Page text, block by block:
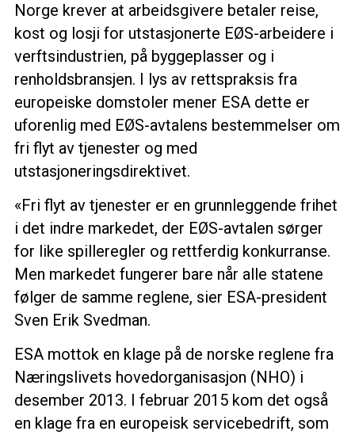
Norge krever at arbeidsgivere betaler reise,
kost og losji for utstasjonerte EØS-arbeidere i
verftsindustrien, på byggeplasser og i
renholdsbransjen. I lys av rettspraksis fra
europeiske domstoler mener ESA dette er
uforenlig med EØS-avtalens bestemmelser om
fri flyt av tjenester og med
utstasjoneringsdirektivet.
«Fri flyt av tjenester er en grunnleggende frihet
i det indre markedet, der EØS-avtalen sørger
for like spilleregler og rettferdig konkurranse.
Men markedet fungerer bare når alle statene
følger de samme reglene, sier ESA-president
Sven Erik Svedman.
ESA mottok en klage på de norske reglene fra
Næringslivets hovedorganisasjon (NHO) i
desember 2013. I februar 2015 kom det også
en klage fra en europeisk servicebedrift, som